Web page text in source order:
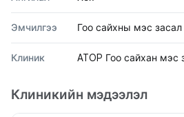
Эмчилгээ Гоо сайхны мэс засал
Клиник ATOP Гоо сайхан мэс
Клиникийн мэдээлэл